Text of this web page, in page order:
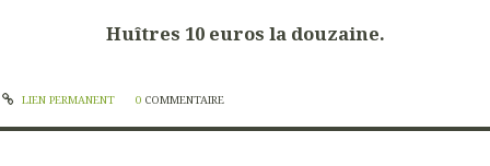
Huîtres 10 euros la douzaine.
LIEN PERMANENT 0 COMMENTAIRE